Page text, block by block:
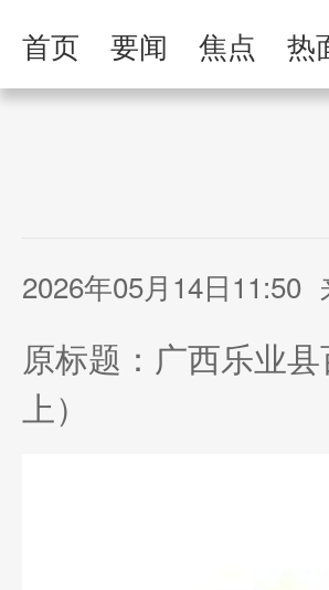
首页 要闻 焦点 热
2026年05月14日11:50
原标题：广西乐业
上）